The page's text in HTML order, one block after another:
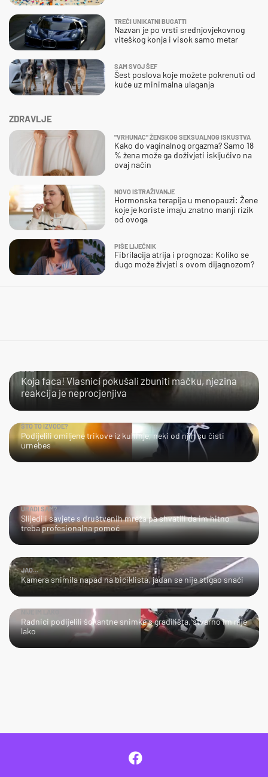
ZDRAVLJE
"VRHUNAC" ŽENSKOG SEKSUALNOG ISKUSTVA
Kako do vaginalnog orgazma? Samo 18
% žena može ga doživjeti isključivo na
ovaj način
NOVO ISTRAŽIVANJE
Hormonska terapija u menopauzi: Žene
koje je koriste imaju znatno manji rizik
od ovoga
PIŠE LIJEČNIK
Fibrilacija atrija i prognoza: Koliko se
dugo može živjeti s ovom dijagnozom?
TREĆI UNIKATNI BUGATTI
Nazvan je po vrsti srednjovjekovnog
viteškog konja i visok samo metar
SAM SVOJ ŠEF
Šest poslova koje možete pokrenuti od
kuće uz minimalna ulaganja
Koja faca! Vlasnici pokušali zbuniti mačku, njezina
reakcija je neprocjenjiva
ŠTO TO IZVODE?
Podijelili omiljene trikove iz kuhinje, neki od njih su čisti
urnebes
URADI SAM?
Slijedili savjete s društvenih mreža pa shvatili da im hitno
treba profesionalna pomoć
JAO...
Kamera snimila napad na biciklista, jadan se nije stigao snaći
Radnici podijelili šokantne snimke s gradilišta, stvarno im nije
lako